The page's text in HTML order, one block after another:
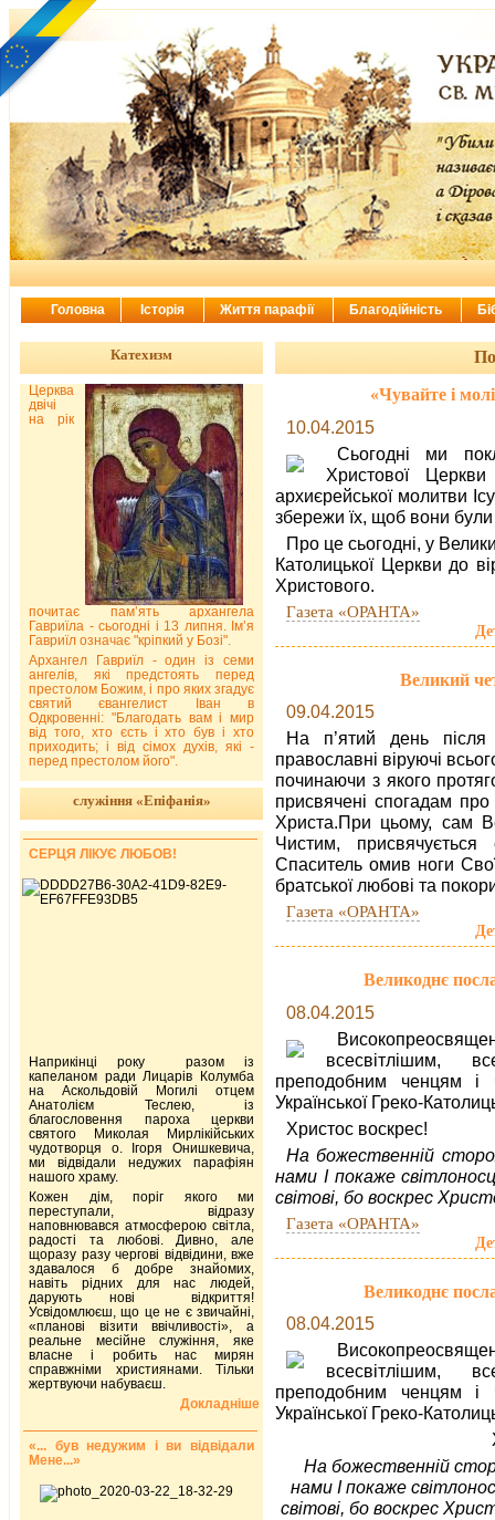
«Чувайте і
10.04.2015
Сьогодні ми
Христової
архиєрейської молитви
збережи їх, щоб вони
Про це сьогодні, у
Католицької Церкви до
Христового.
Газета «ОРАНТА»
Великий
09.04.2015
На п’ятий день
православні віруючі
починаючи з якого
присвячені спогадам
Христа.При цьому, сам
Чистим,
Спаситель омив ноги
братської любові та
Газета «ОРАНТА»
Великоднє
08.04.2015
всесвітлішим,
преподобним ченцям і
Української Греко-
Христос воскрес!
На божественній
нами І покаже
світові, бо воскрес
Газета «ОРАНТА»
Великоднє
08.04.2015
всесвітлішим,
преподобним ченцям і
Української Греко-
На божественній
нами І покаже
світові, бо воскрес
Катехизм
Церква
двічі
на рік
почитає пам’ять архангела
Гавриїла - сьогодні і 13 липня. Ім’я
Гавриїл означає "кріпкий у Бозі".
Архангел Гавриїл - один із семи
ангелів, які предстоять перед
престолом Божим, і про яких згадує
святий євангелист Іван в
Одкровенні: "Благодать вам і мир
від того, хто єсть і хто був і хто
приходить; і від сімох духів, які -
перед престолом його".
служіння «Епіфанія»
СЕРЦЯ ЛІКУЄ ЛЮБОВ!
Наприкінці року разом із
капеланом ради Лицарів Колумба
на Аскольдовій Могилі отцем
Анатолієм Теслею, із
благословення пароха церкви
святого Миколая Мирлікійських
чудотворця о. Ігоря Онишкевича,
ми відвідали недужих парафіян
нашого храму.
Кожен дім, поріг якого ми
переступали, відразу
наповнювався атмосферою світла,
радості та любові. Дивно, але
щоразу разу чергові відвідини, вже
здавалося б добре знайомих,
навіть рідних для нас людей,
дарують нові відкриття!
Усвідомлюєш, що це не є звичайні,
«планові візити ввічливості», а
реальне месійне служіння, яке
власне і робить нас мирян
справжніми християнами. Тільки
жертвуючи набуваєш.
Докладніше
«... був недужим і ви відвідали
Мене...»
Головна Історія Життя парафії Благодійність